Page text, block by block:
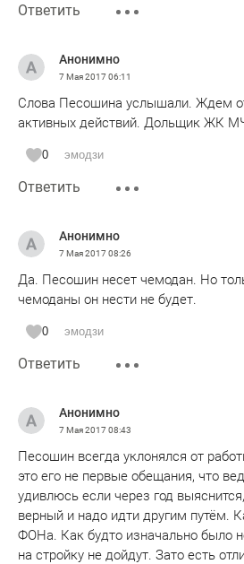
Ответить
Анонимно
7 Мая 201706:11
Слова Песошина услышали. Ждем
активных действий. Дольщик ЖК
0 эмодзи
Ответить
Анонимно
7 Мая 201708:26
Да. Песошин несет чемодан. Но
чемоданы он нести не будет.
0 эмодзи
Ответить
Анонимно
7 Мая 201708:43
Песошин всегда уклонялся от
это его не первые обещания, что
удивлюсь если через год
верный и надо идти другим путём.
ФОНа. Как будто изначально было
на стройку не дойдут. Зато есть